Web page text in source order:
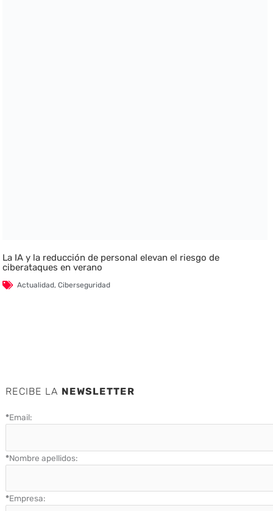
La IA y la reducción de personal elevan el riesgo de
ciberataques en verano
Actualidad,Ciberseguridad
RECIBE LA NEWSLETTER
*Email:
*Nombre apellidos:
*Empresa: